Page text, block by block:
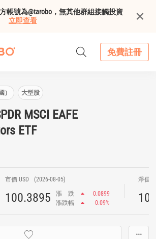
帳號為@tarobo，無其他群組接觸投資
立即查看
免費註冊
） 大型股
MSCI EAFE
ETF
市價 USD (2026-08-05)
100.3895 漲 跌
0.0899
漲跌幅
0.09%
淨值
···